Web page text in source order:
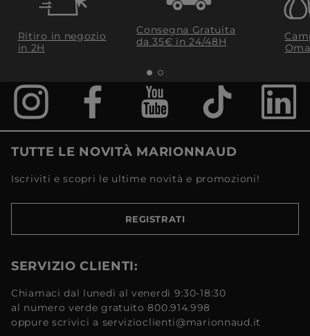
Ritiro in negozio
in 2H
Consegna Gratuita
da 35€​ in 24/48H
TUTTE LE NOVITÀ MARIONNAUD
Iscriviti e scopri le ultime novità e promozioni!
REGISTRATI
SERVIZIO CLIENTI:
Chiamaci dal lunedì al venerdì 9:30-18:30
al numero verde gratuito 800.914.998
oppure scrivici a servizioclienti@marionnaud.it